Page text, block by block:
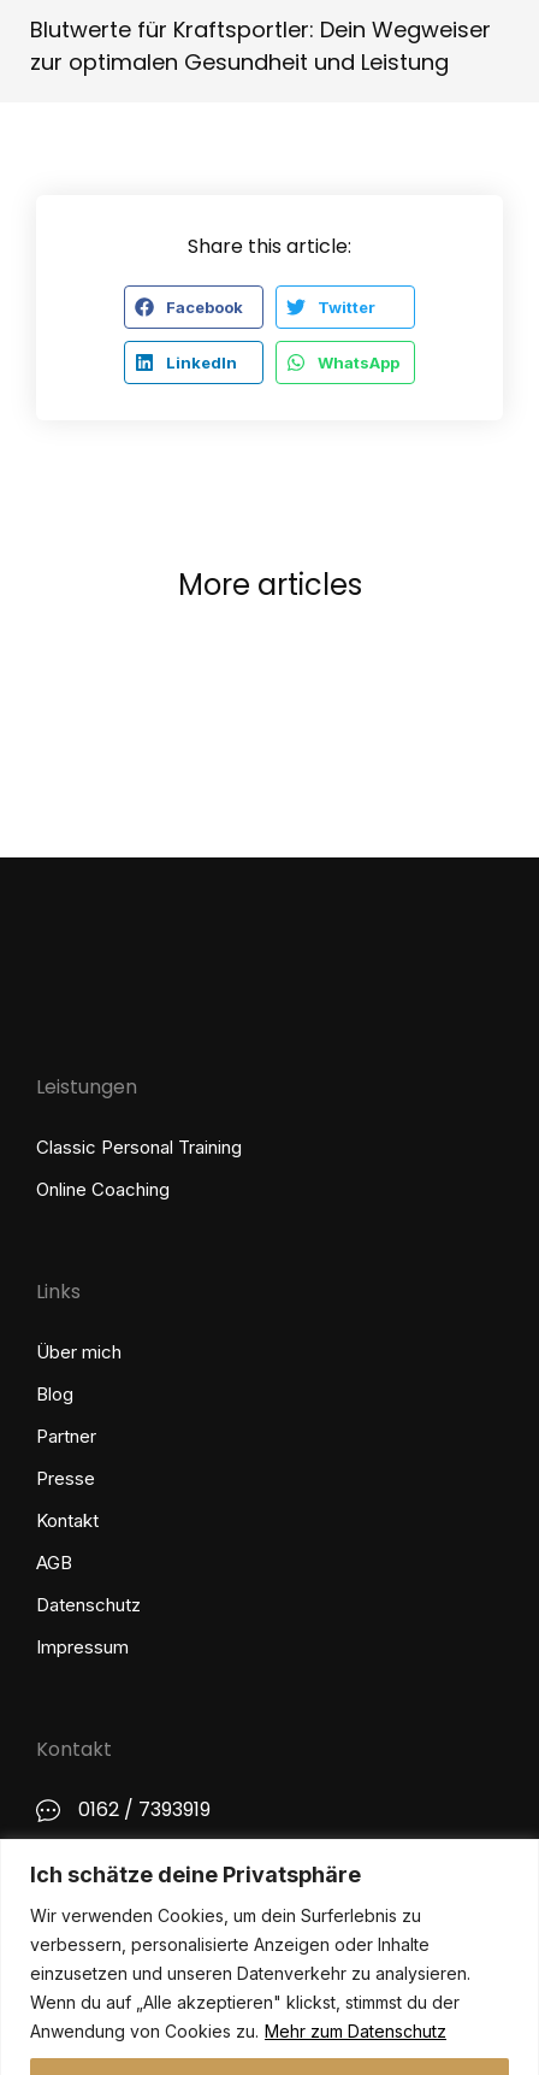
Ich schätze deine Privatsphäre
Wir verwenden Cookies, um dein Surferlebnis zu
verbessern, personalisierte Anzeigen oder Inhalte
einzusetzen und unseren Datenverkehr zu analysieren.
Wenn du auf „Alle akzeptieren" klickst, stimmst du der
Anwendung von Cookies zu. Mehr zum Datenschutz
Blutwerte für Kraftsportler: Dein Wegweiser
zur optimalen Gesundheit und Leistung
Share this article:
Facebook Twitter
LinkedIn WhatsApp
More articles
Leistungen
Classic Personal Training
Online Coaching
Links
Über mich
Blog
Partner
Presse
Kontakt
AGB
Datenschutz
Impressum
Kontakt
0162 / 7393919
Social Media